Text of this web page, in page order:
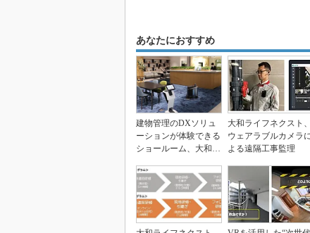
あなたにおすすめ
建物管理のDXソリュ
ーションが体験できる
ショールーム、大和ラ
大和ライフネクスト、
ウェアラブルカメラ
よる遠隔工事監理